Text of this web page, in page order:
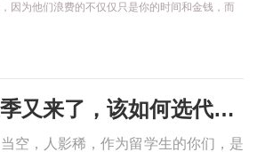
因为他们浪费的不仅仅只是你的时间和金钱，而
考试周，作业季又来了，该如何选代写？便宜的代写、代考会有哪些问题？
空，人影稀，作为留学生的你们，是